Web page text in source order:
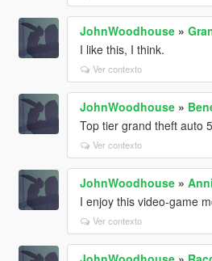
JohnWoodhouse»
I like this, I think.
Ver contexto
JohnWoodhouse»
Top tier grand theft auto
Ver contexto
JohnWoodhouse»
I enjoy this video-game
Ver contexto